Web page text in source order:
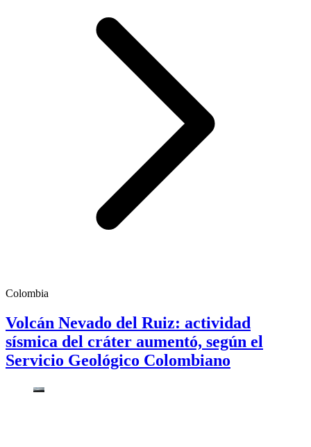
Colombia
Volcán Nevado del Ruiz: actividad
sísmica del cráter aumentó, según el
Servicio Geológico Colombiano